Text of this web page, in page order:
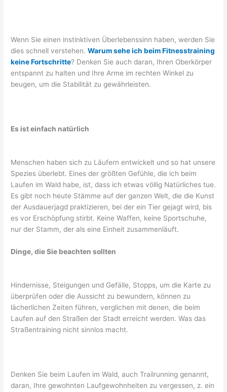
Wenn Sie einen instinktiven Überlebenssinn haben, werden Sie
dies schnell verstehen.Warum sehe ich beim Fitnesstraining
keine Fortschritte? Denken Sie auch daran, Ihren Oberkörper
entspannt zu halten und Ihre Arme im rechten Winkel zu
beugen, um die Stabilität zu gewährleisten.
Es ist einfach natürlich
Menschen haben sich zu Läufern entwickelt und so hat unsere
Spezies überlebt. Eines der größten Gefühle, die ich beim
Laufen im Wald habe, ist, dass ich etwas völlig Natürliches tue.
Es gibt noch heute Stämme auf der ganzen Welt, die die Kunst
der Ausdauerjagd praktizieren, bei der ein Tier gejagt wird, bis
es vor Erschöpfung stirbt. Keine Waffen, keine Sportschuhe,
nur der Stamm, der als eine Einheit zusammenläuft.
Dinge, die Sie beachten sollten
Hindernisse, Steigungen und Gefälle, Stopps, um die Karte zu
überprüfen oder die Aussicht zu bewundern, können zu
lächerlichen Zeiten führen, verglichen mit denen, die beim
Laufen auf den Straßen der Stadt erreicht werden. Was das
Straßentraining nicht sinnlos macht.
Denken Sie beim Laufen im Wald, auch Trailrunning genannt,
daran, Ihre gewohnten Laufgewohnheiten zu vergessen, z. ein